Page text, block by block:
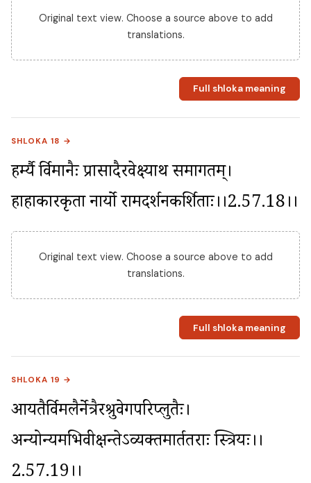
Original text view. Choose a source above to add
translations.
Full shloka meaning
SHLOKA 18 →
हर्म्यै र्विमानैः प्रासादैरवेक्ष्याथ समागतम्।
हाहाकारकृता नार्यो रामदर्शनकर्शिताः।।2.57.18।।
Original text view. Choose a source above to add
translations.
Full shloka meaning
SHLOKA 19 →
आयतैर्विमलैर्नेत्रैरश्रुवेगपरिप्लुतैः।
अन्योन्यमभिवीक्षन्तेऽव्यक्तमार्ततराः स्त्रियः।।
2.57.19।।